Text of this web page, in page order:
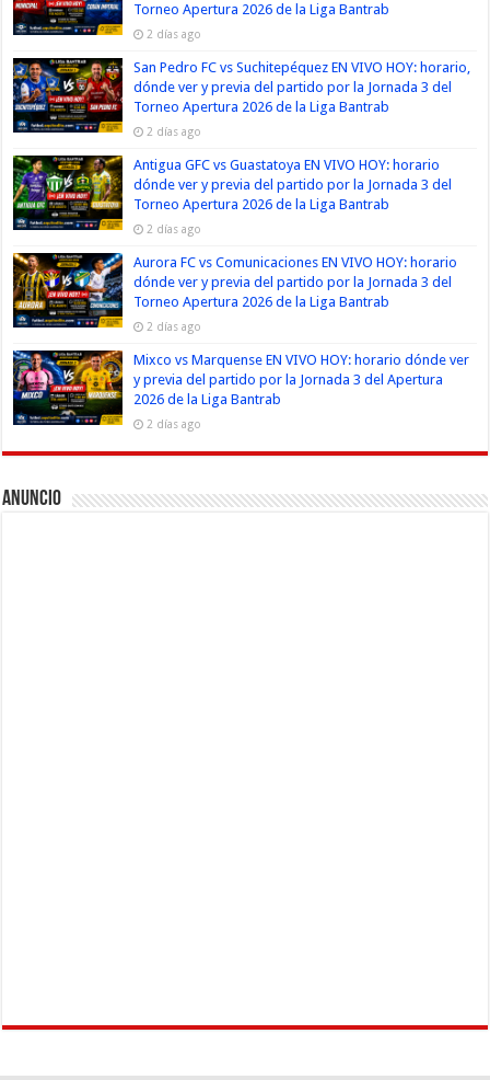
Torneo Apertura 2026 de la Liga Bantrab
2 días ago
San Pedro FC vs Suchitepéquez EN VIVO HOY: horario,
dónde ver y previa del partido por la Jornada 3 del
Torneo Apertura 2026 de la Liga Bantrab
2 días ago
Antigua GFC vs Guastatoya EN VIVO HOY: horario
dónde ver y previa del partido por la Jornada 3 del
Torneo Apertura 2026 de la Liga Bantrab
2 días ago
Aurora FC vs Comunicaciones EN VIVO HOY: horario
dónde ver y previa del partido por la Jornada 3 del
Torneo Apertura 2026 de la Liga Bantrab
2 días ago
Mixco vs Marquense EN VIVO HOY: horario dónde ver
y previa del partido por la Jornada 3 del Apertura
2026 de la Liga Bantrab
2 días ago
Anuncio